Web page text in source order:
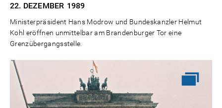
22. DEZEMBER 1989
Ministerpräsident Hans Modrow und Bundeskanzler Helmut
Kohl eröffnen unmittelbar am Brandenburger Tor eine
Grenzübergangsstelle.